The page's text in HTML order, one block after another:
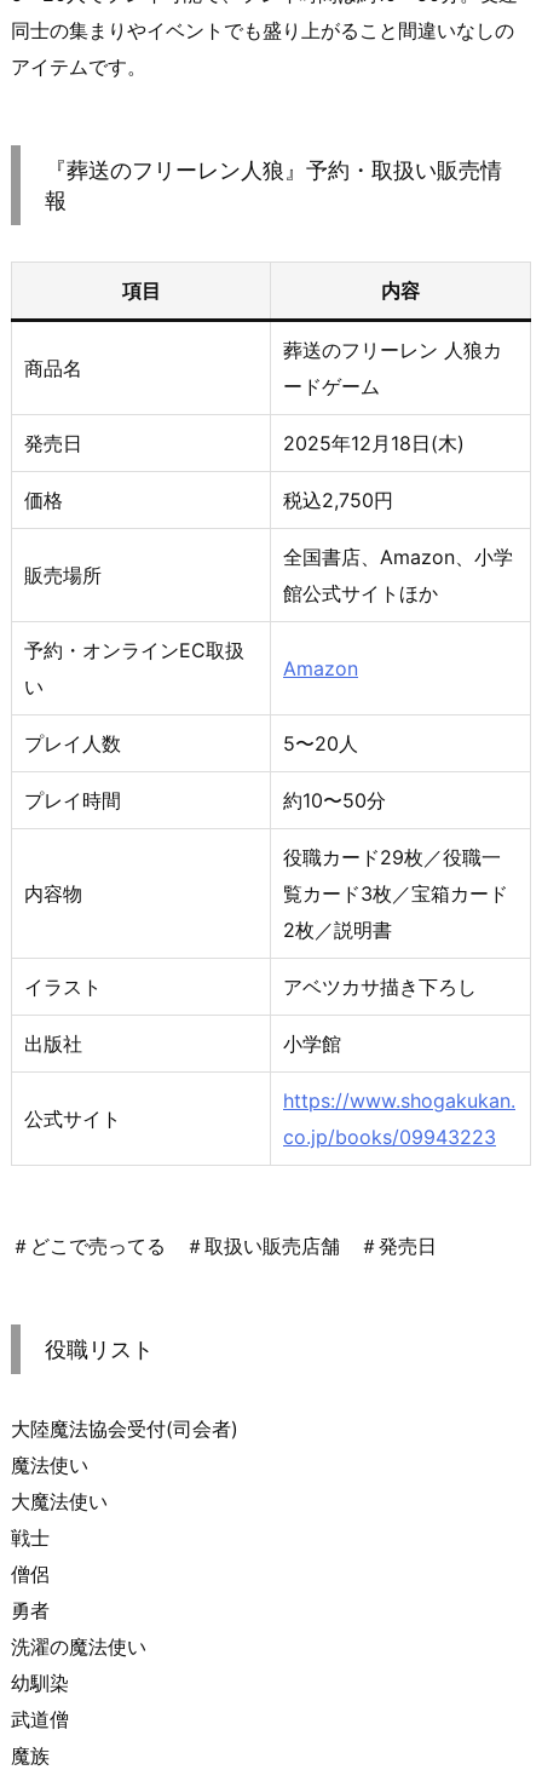
同士の集まりやイベントでも盛り上がること間違いなしの
アイテムです。
『葬送のフリーレン人狼』予約・取扱い販売情
報
項目 内容
商品名
葬送のフリーレン 人狼カ
ードゲーム
発売日 2025年12月18日(木)
価格 税込2,750円
販売場所
全国書店、Amazon、小学
館公式サイトほか
予約・オンラインEC取扱
い
Amazon
プレイ人数 5〜20人
プレイ時間 約10〜50分
内容物
役職カード29枚／役職一
覧カード3枚／宝箱カード
2枚／説明書
イラスト アベツカサ描き下ろし
出版社 小学館
公式サイト
https://www.shogakukan.
co.jp/books/09943223
＃どこで売ってる ＃取扱い販売店舗 ＃発売日
役職リスト
大陸魔法協会受付(司会者)
魔法使い
大魔法使い
戦士
僧侶
勇者
洗濯の魔法使い
幼馴染
武道僧
魔族